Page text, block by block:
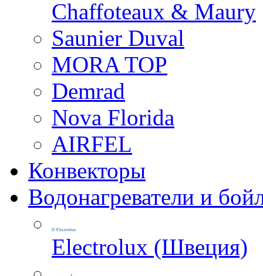
Chaffoteaux & Maury
Saunier Duval
MORA TOP
Demrad
Nova Florida
AIRFEL
Конвекторы
Водонагреватели и
Electrolux (Швеция)